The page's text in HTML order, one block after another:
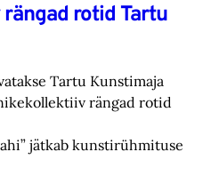
rotid Tartu
Tartu Kunstimaja
rängad rotid
jätkab kunstirühmituse